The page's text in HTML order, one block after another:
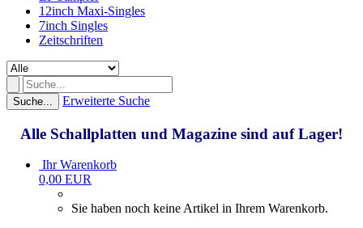
12inch Maxi-Singles
7inch Singles
Zeitschriften
Suche... Erweiterte Suche
Alle Schallplatten und Magazine sind auf Lager!
Ihr Warenkorb
0,00 EUR
Sie haben noch keine Artikel in Ihrem Warenkorb.